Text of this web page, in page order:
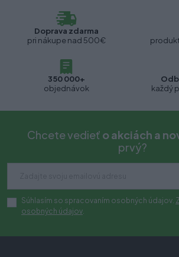
Doprava zdarma
pri nákupe nad 500€
350 000+
objednávok
každý
Chcete vedieť o akciách a
prvý?
Súhlasím so spracovaním osobných údajov.
osobných údajov.